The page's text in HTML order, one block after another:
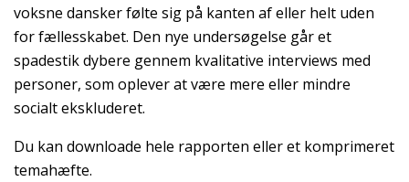
voksne dansker følte sig på kanten af eller helt uden
for fællesskabet. Den nye undersøgelse går et
spadestik dybere gennem kvalitative interviews med
personer, som oplever at være mere eller mindre
socialt ekskluderet.
Du kan downloade hele rapporten eller et komprimeret
temahæfte.